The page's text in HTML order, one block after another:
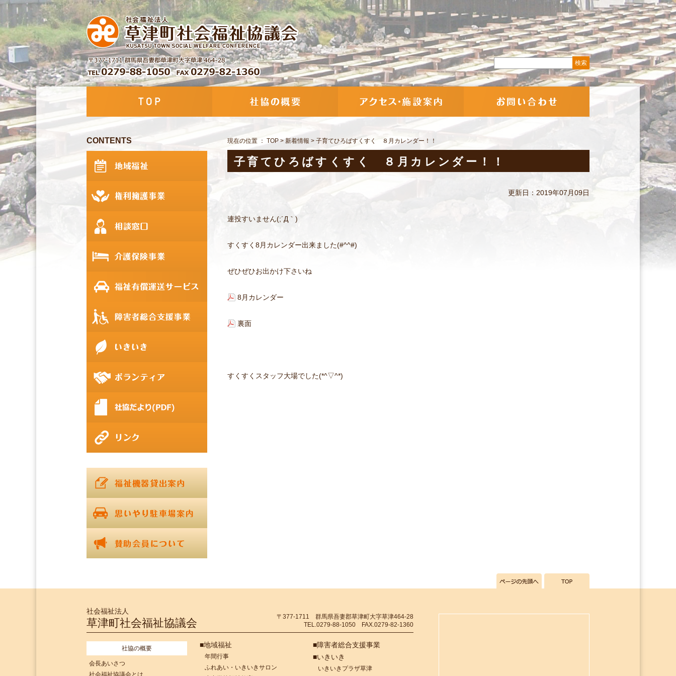
現在の位置 ： TOP > 新着情報 > 子育てひろばすくすく ８月カレンダー！！
子育てひろばすくすく ８月カレンダー！！
更新日：2019年07月09日
連投すいません(;´Д｀)
すくすく8月カレンダー出来ました(#^^#)
ぜひぜひお出かけ下さいね
8月カレンダー
裏面
すくすくスタッフ大場でした(*^▽^*)
CONTENTS
社会福祉法人
草津町社会福祉協議会
〒377-1711 群馬県吾妻郡草津町大字草津464-28
TEL.0279-88-1050 FAX.0279-82-1360
社協の概要
会長あいさつ
社会福祉協議会とは
■地域福祉
年間行事
ふれあい・いきいきサロン
■障害者総合支援事業
■いきいき
いきいきプラザ草津